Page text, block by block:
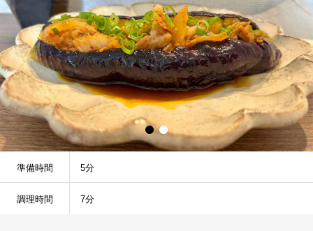
準備時間 5分
調理時間 7分